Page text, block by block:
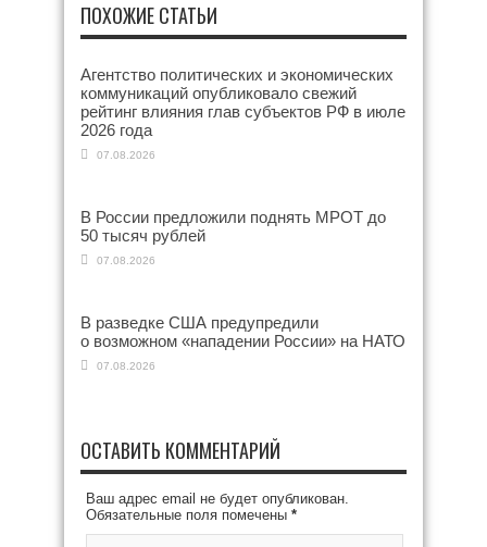
ПОХОЖИЕ СТАТЬИ
Агентство политических и экономических
коммуникаций опубликовало свежий
рейтинг влияния глав субъектов РФ в июле
2026 года
07.08.2026
В России предложили поднять МРОТ до
50 тысяч рублей
07.08.2026
В разведке США предупредили
о возможном «нападении России» на НАТО
07.08.2026
ОСТАВИТЬ КОММЕНТАРИЙ
Ваш адрес email не будет опубликован.
Обязательные поля помечены *